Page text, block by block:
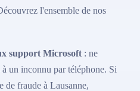
l'ensemble de nos
support Microsoft : ne
un inconnu par téléphone. Si
de fraude à Lausanne,